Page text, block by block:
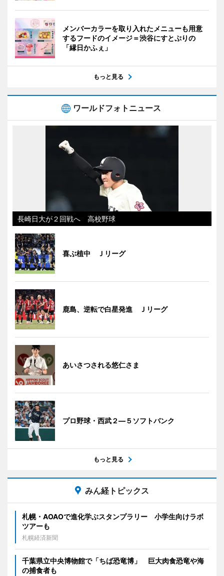
メンバーカラーを取り入れたメニューも用意
するフードのイメージ＝渋谷にすとぷりの
「縁日かふぇ」
もっと見る
ワールドフォトニュース
長崎日大が２回戦へ 高校野球
喜ぶ植中 Ｊリーグ
鹿島、逆転で白星発進 Ｊリーグ
あいさつされる悠仁さま
プロ野球・西武２―５ソフトバンク
もっと見る
みん経トピックス
札幌・AOAOで進化学ぶスタンプラリー 小学生向けラボ
ツアーも
札幌経済新聞
千葉県立中央博物館で「ちば恐竜博」 巨大肉食恐竜や海
の捕食者も